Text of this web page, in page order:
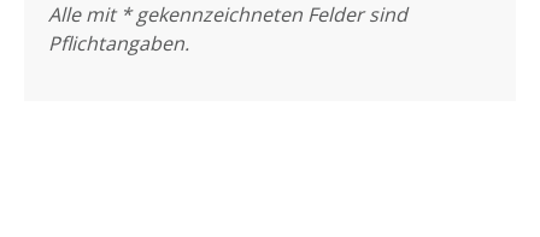
Alle mit * gekennzeichneten Felder sind
Pflichtangaben.